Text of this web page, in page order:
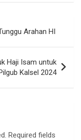
Arahan HI
Haji Isam untuk
Kalsel 2024
Required fields